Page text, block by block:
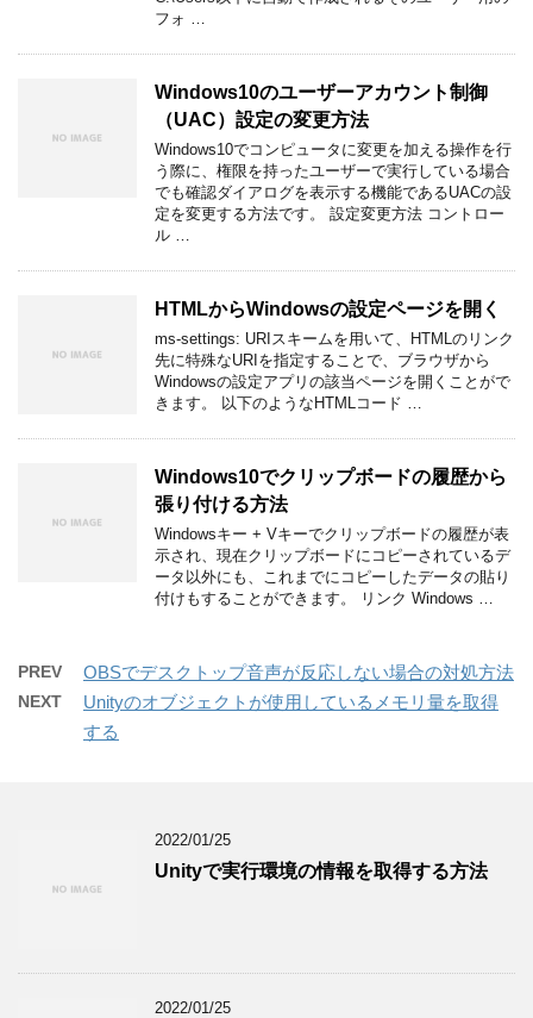
フォ …
Windows10のユーザーアカウント制御
（UAC）設定の変更方法
Windows10でコンピュータに変更を加える操作を行
う際に、権限を持ったユーザーで実行している場合
でも確認ダイアログを表示する機能であるUACの設
定を変更する方法です。 設定変更方法 コントロー
ル …
HTMLからWindowsの設定ページを開く
ms-settings: URIスキームを用いて、HTMLのリンク
先に特殊なURIを指定することで、ブラウザから
Windowsの設定アプリの該当ページを開くことがで
きます。 以下のようなHTMLコード …
Windows10でクリップボードの履歴から
張り付ける方法
Windowsキー + Vキーでクリップボードの履歴が表
示され、現在クリップボードにコピーされているデ
ータ以外にも、これまでにコピーしたデータの貼り
付けもすることができます。 リンク Windows …
PREV OBSでデスクトップ音声が反応しない場合の対処方法
NEXT
Unityのオブジェクトが使用しているメモリ量を取得
する
2022/01/25
Unityで実行環境の情報を取得する方法
2022/01/25